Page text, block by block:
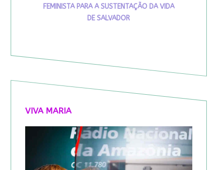
FEMINISTA PARA A SUSTENTAÇÃO DA VIDA
DE SALVADOR
VIVA MARIA